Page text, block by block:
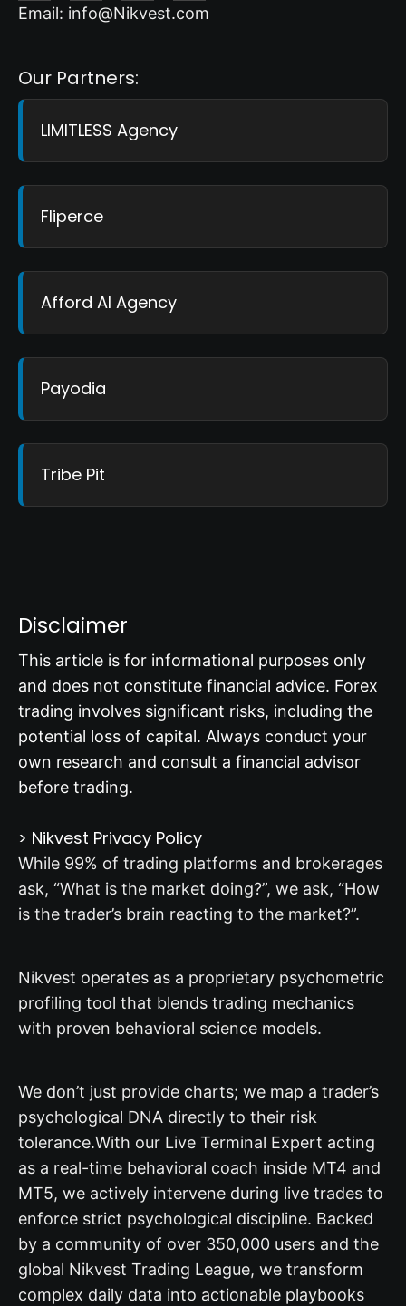
Email: info@Nikvest.com
Our Partners:
LIMITLESS Agency
Fliperce
Afford AI Agency
Payodia
Tribe Pit
Disclaimer
This article is for informational purposes only
and does not constitute financial advice. Forex
trading involves significant risks, including the
potential loss of capital. Always conduct your
own research and consult a financial advisor
before trading.
> Nikvest Privacy Policy
While 99% of trading platforms and brokerages
ask, “What is the market doing?”, we ask, “How
is the trader’s brain reacting to the market?”.
Nikvest operates as a proprietary psychometric
profiling tool that blends trading mechanics
with proven behavioral science models.
We don’t just provide charts; we map a trader’s
psychological DNA directly to their risk
tolerance.With our Live Terminal Expert acting
as a real-time behavioral coach inside MT4 and
MT5, we actively intervene during live trades to
enforce strict psychological discipline. Backed
by a community of over 350,000 users and the
global Nikvest Trading League, we transform
complex daily data into actionable playbooks